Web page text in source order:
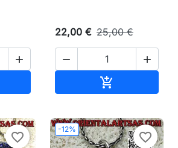

22,00 € 25,00 €
 

favorite_border
-12%
favorite_border